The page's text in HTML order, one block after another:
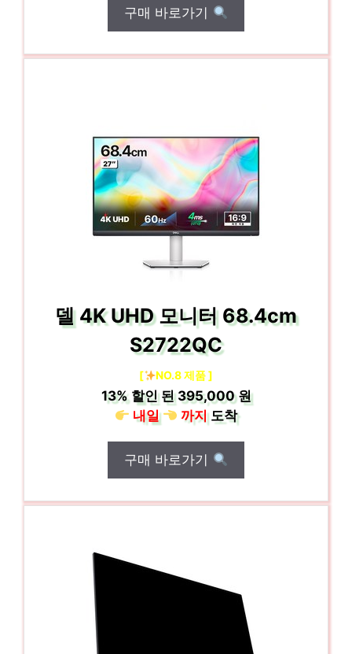
구매 바로가기
델 4K UHD 모니터 68.4cm
S2722QC
[ NO.8 제품 ]
13%할인 된395,000 원
내일
까지도착
구매 바로가기